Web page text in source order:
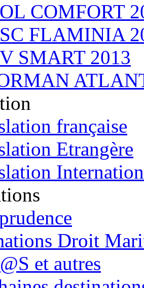
COMFORT
FLAMINIA
SMART 2013
française
Etrangère
Droit
et autres